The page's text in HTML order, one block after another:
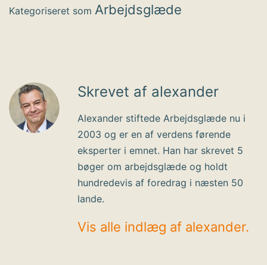
Kategoriseret som Arbejdsglæde
Skrevet af alexander
Alexander stiftede Arbejdsglæde nu i
2003 og er en af verdens førende
eksperter i emnet. Han har skrevet 5
bøger om arbejdsglæde og holdt
hundredevis af foredrag i næsten 50
lande.
Vis alle indlæg af alexander.